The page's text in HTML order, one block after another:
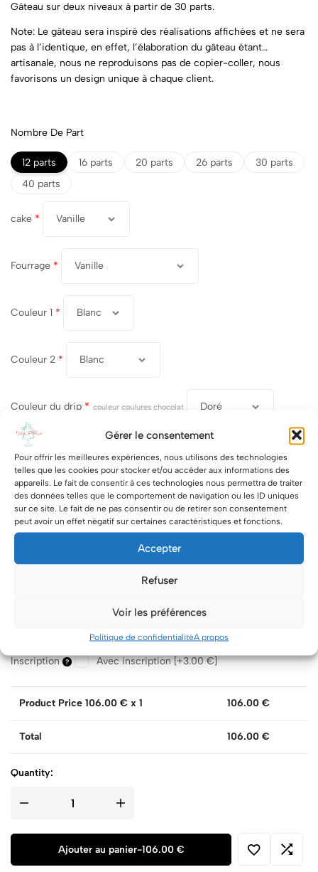
Gérer le consentement
Pour offrir les meilleures expériences, nous utilisons des technologies
telles que les cookies pour stocker et/ou accéder aux informations des
appareils. Le fait de consentir à ces technologies nous permettra de traiter
des données telles que le comportement de navigation ou les ID uniques
sur ce site. Le fait de ne pas consentir ou de retirer son consentement
peut avoir un effet négatif sur certaines caractéristiques et fonctions.
Accepter
Refuser
Voir les préférences
Politique de confidentialitéA propos
Gâteau sur deux niveaux à partir de 30 parts.
Note: Le gâteau sera inspiré des réalisations affichées et ne sera
pas à l’identique, en effet, l’élaboration du gâteau étant
artisanale, nous ne reproduisons pas de copier-coller, nous
favorisons un design unique à chaque client.
Nombre De Part
12 parts 16 parts 20 parts 26 parts
30 parts
40 parts
cake *
Fourrage *
Couleur 1 *
Couleur 2 *
Couleur du drip * couleur coulures chocolat
Description
Suppléments Croquant Chocolat Blanc
[+9.00 €]
Croquant Chocolat Noir[+9.00 €]
Croquant Amandes grilées[+8.00 €]
[+4.00 €]
[+10.00 €]
2 Bougies Fontaines[+5.00 €]
Inscription Avec inscription[+3.00 €]
Product Price 106.00 € x 1 106.00 €
Total 106.00 €
Quantity:
Ajouter au panier-106.00 €